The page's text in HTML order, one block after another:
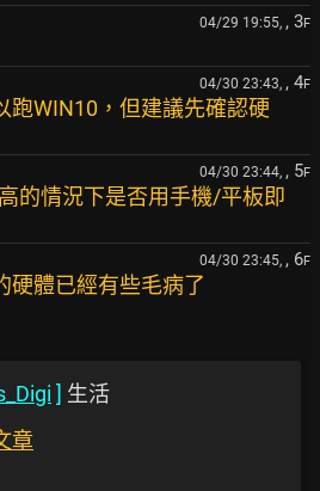
04/29 19:55, , 3F
04/30 23:43, , 4F
跑WIN10，但建議先確認硬
04/30 23:44, , 5F
的情況下是否用手機/平板即
04/30 23:45, , 6F
硬體已經有些毛病了
] 生活
章